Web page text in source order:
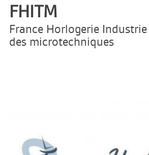
FHITM
France Horlogerie
des microtechniques